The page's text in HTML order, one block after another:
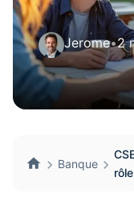
Jerome•2
Banque